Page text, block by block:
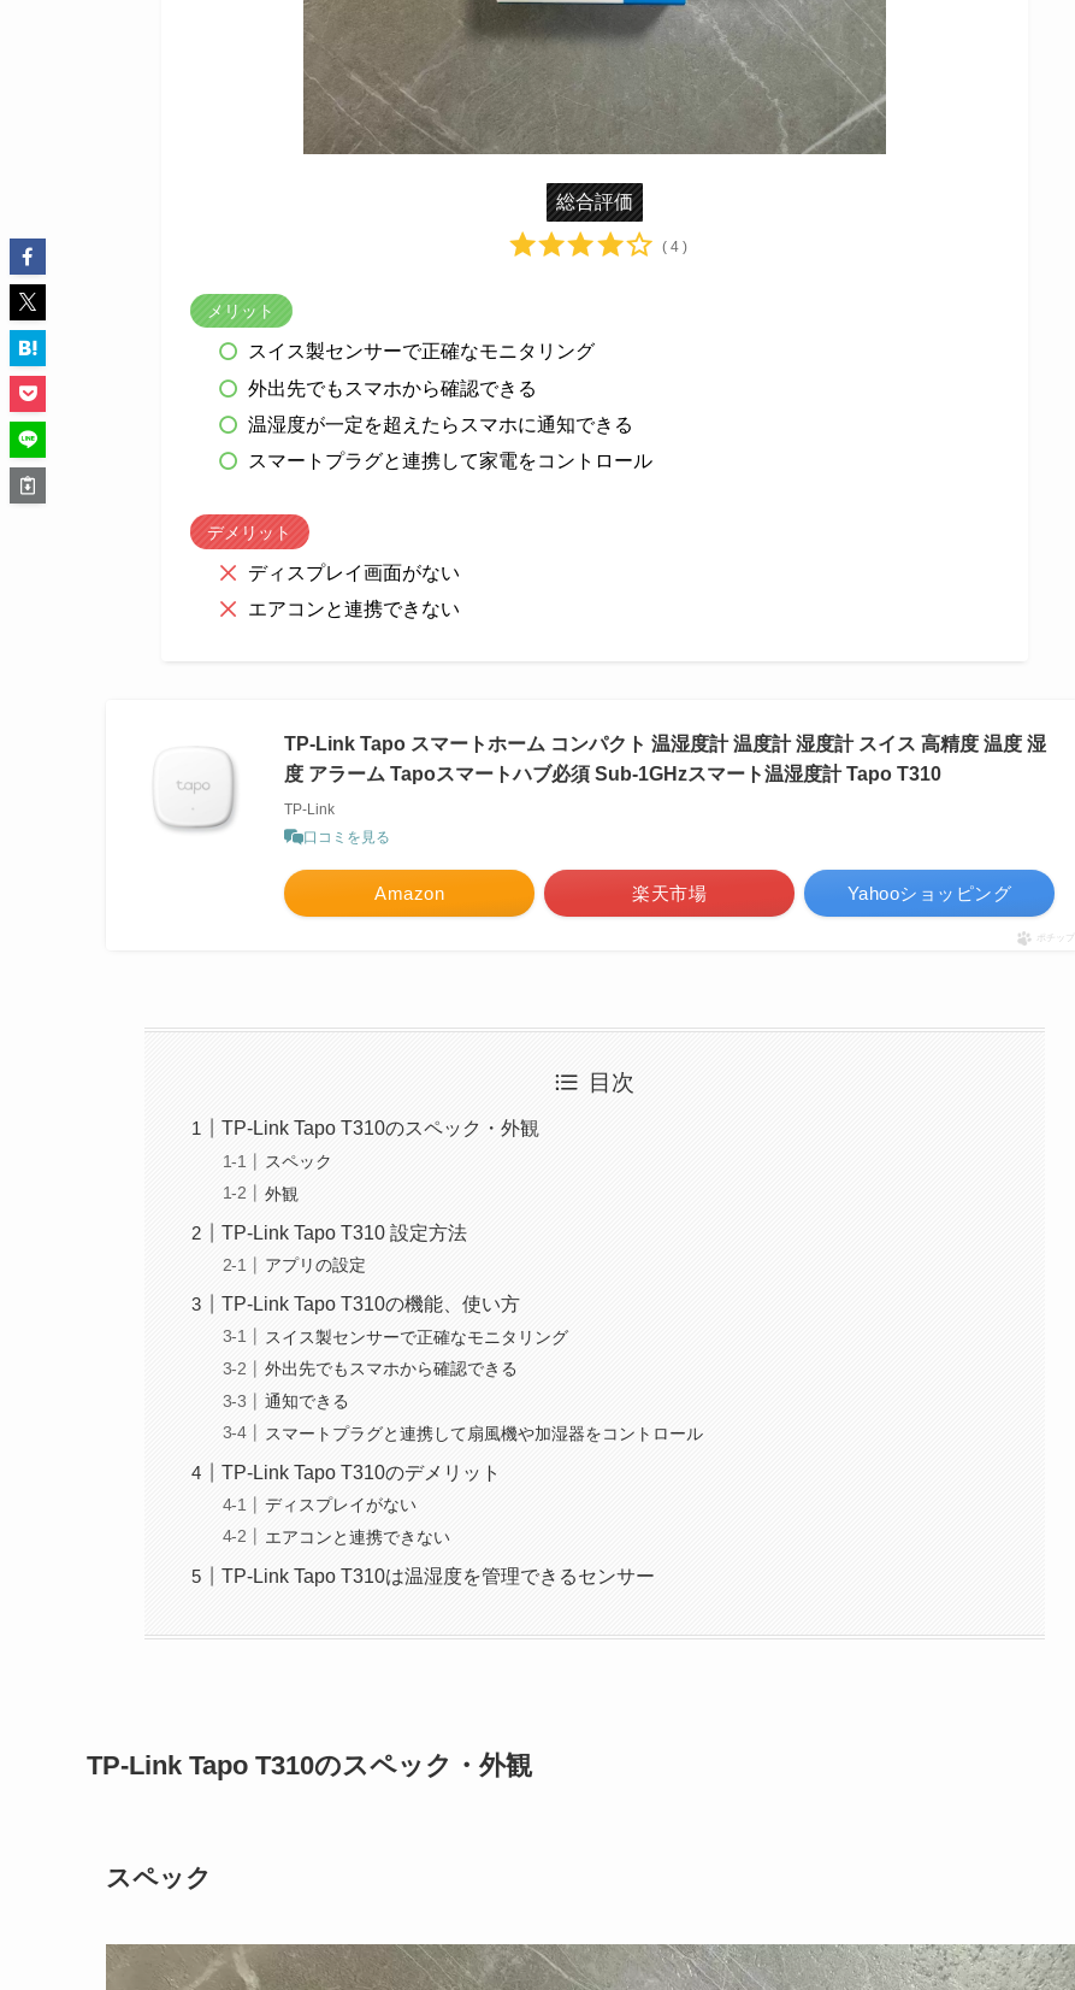
総合評価
( 4 )
メリット
スイス製センサーで正確なモニタリング
外出先でもスマホから確認できる
温湿度が一定を超えたらスマホに通知できる
スマートプラグと連携して家電をコントロール
デメリット
ディスプレイ画面がない
エアコンと連携できない
TP-Link Tapo スマートホーム コンパクト 温湿度計 温度計 湿度計 スイス 高精度 温度 湿
度 アラーム Tapoスマートハブ必須 Sub-1GHzスマート温湿度計 Tapo T310
TP-Link
口コミを見る
Amazon 楽天市場 Yahooショッピング
ポチップ
目次
TP-Link Tapo T310のスペック・外観
スペック
外観
TP-Link Tapo T310 設定方法
アプリの設定
TP-Link Tapo T310の機能、使い方
スイス製センサーで正確なモニタリング
外出先でもスマホから確認できる
通知できる
スマートプラグと連携して扇風機や加湿器をコントロール
TP-Link Tapo T310のデメリット
ディスプレイがない
エアコンと連携できない
TP-Link Tapo T310は温湿度を管理できるセンサー
TP-Link Tapo T310のスペック・外観
スペック